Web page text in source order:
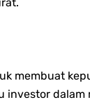
membuat
investor